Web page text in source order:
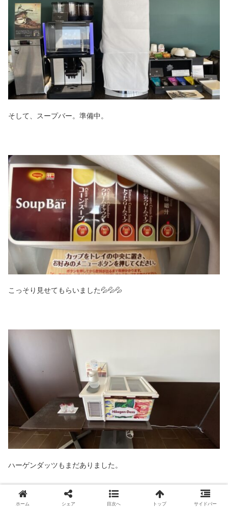
そして、スープバー。準備中。
こっそり見せてもらいました💦💦💦
ハーゲンダッツもまだありました。
ホーム シェア 目次へ トップ サイドバー